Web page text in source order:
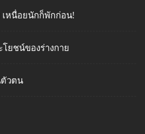
หนื่อยนักก็พักก่อน!
ยชน์ของร่างกาย
ตัวตน